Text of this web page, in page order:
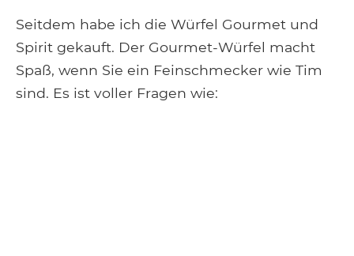
Seitdem habe ich die Würfel Gourmet und
Spirit gekauft. Der Gourmet-Würfel macht
Spaß, wenn Sie ein Feinschmecker wie Tim
sind. Es ist voller Fragen wie: